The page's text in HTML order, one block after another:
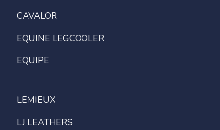
CAVALOR
EQUINE LEGCOOLER
EQUIPE
LEMIEUX
LJ LEATHERS